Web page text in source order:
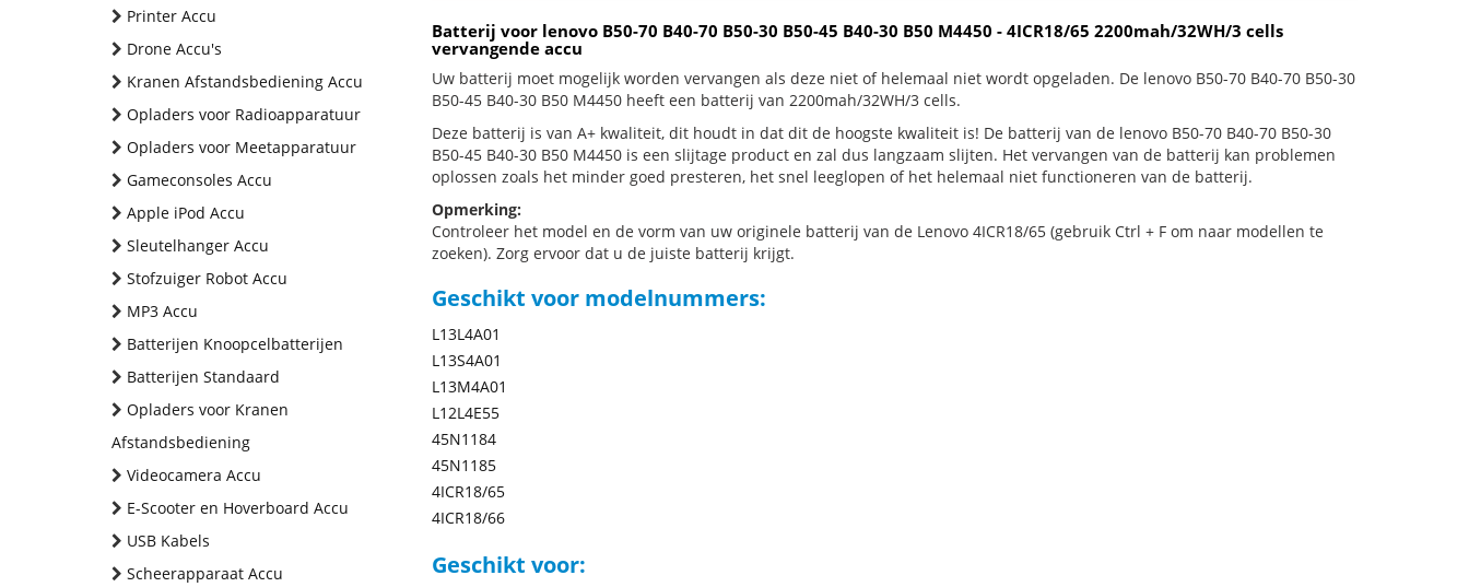
Printer Accu
Drone Accu's
Kranen Afstandsbediening Accu
Opladers voor Radioapparatuur
Opladers voor Meetapparatuur
Gameconsoles Accu
Apple iPod Accu
Sleutelhanger Accu
Stofzuiger Robot Accu
MP3 Accu
Batterijen Knoopcelbatterijen
Batterijen Standaard
Opladers voor Kranen
Afstandsbediening
Videocamera Accu
E-Scooter en Hoverboard Accu
USB Kabels
Scheerapparaat Accu
Batterij voor lenovo B50-70 B40-70 B50-30 B50-45 B40-30 B50 M4450 - 4ICR18/65 2200mah/32WH/3 cells
vervangende accu
Uw batterij moet mogelijk worden vervangen als deze niet of helemaal niet wordt opgeladen. De lenovo B50-70 B40-70 B50-30
B50-45 B40-30 B50 M4450 heeft een batterij van 2200mah/32WH/3 cells.
Deze batterij is van A+ kwaliteit, dit houdt in dat dit de hoogste kwaliteit is! De batterij van de lenovo B50-70 B40-70 B50-30
B50-45 B40-30 B50 M4450 is een slijtage product en zal dus langzaam slijten. Het vervangen van de batterij kan problemen
oplossen zoals het minder goed presteren, het snel leeglopen of het helemaal niet functioneren van de batterij.
Opmerking:
Controleer het model en de vorm van uw originele batterij van de Lenovo 4ICR18/65 (gebruik Ctrl + F om naar modellen te
zoeken). Zorg ervoor dat u de juiste batterij krijgt.
Geschikt voor modelnummers:
L13L4A01
L13S4A01
L13M4A01
L12L4E55
45N1184
45N1185
4ICR18/65
4ICR18/66
Geschikt voor: